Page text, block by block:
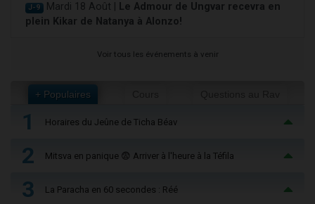
J-9 Mardi 18 Août | Le Admour de Ungvar recevra en
plein Kikar de Natanya à Alonzo!
Voir tous les événements à venir
+ Populaires
1 Horaires du Jeûne de Ticha Béav
2 Mitsva en panique 😨 Arriver à l'heure à la Téfila
3 La Paracha en 60 secondes : Réé